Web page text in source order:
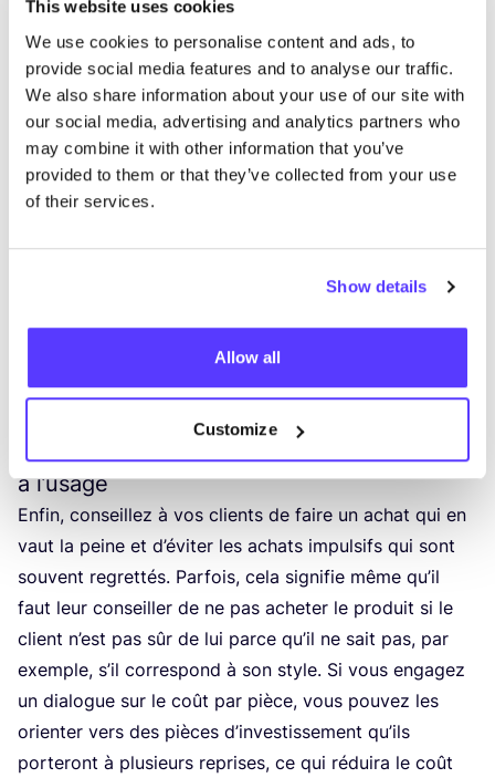
This website uses cookies
We use cookies to personalise content and ads, to
provide social media features and to analyse our traffic.
We also share information about your use of our site with
our social media, advertising and analytics partners who
may combine it with other information that you’ve
provided to them or that they’ve collected from your use
of their services.
Show details
Allow all
Customize
intemporelles d’occasion
Ils peuvent donc don­ner un exemple impor­tant aux
autres entre­prises de mode en pro­po­sant la revente.
Cela signi­fie que leurs propres clients peuvent offrir
des articles ache­tés dans le maga­sin, et les remettre
au maga­sin pour qu’ils soient revendus.
3. Privilégier les réparations
aux clients et de veiller à ce que les vête­ments soient
choyés.
Pour contri­buer à la décrois­sance, une pre­mière étape
pour­rait être, par exemple,de s’as­so­cier à des
4
à l’usage
Enfin, conseillez à vos clients de faire un achat qui en
vaut la peine et d’é­vi­ter les achats impul­sifs qui sont
sou­vent regret­tés. Par­fois, cela signi­fie même qu’il
faut leur conseiller de ne pas ache­ter le pro­duit si le
client n’est pas sûr de lui parce qu’il ne sait pas, par
exemple, s’il cor­res­pond à son style. Si vous enga­gez
un dia­logue sur le coût par pièce, vous pou­vez les
orien­ter vers des pièces d’in­ves­tis­se­ment qu’ils
por­te­ront à plu­sieurs reprises, ce qui rédui­ra le coût